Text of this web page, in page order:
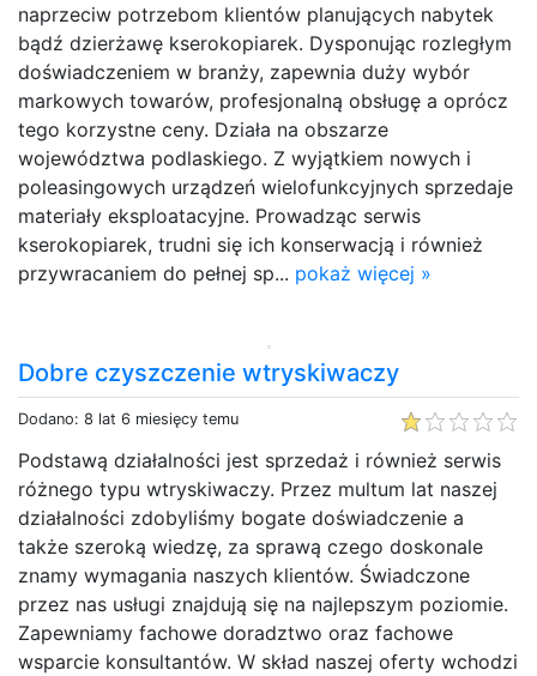
naprzeciw potrzebom klientów planujących nabytek
bądź dzierżawę kserokopiarek. Dysponując rozległym
doświadczeniem w branży, zapewnia duży wybór
markowych towarów, profesjonalną obsługę a oprócz
tego korzystne ceny. Działa na obszarze
województwa podlaskiego. Z wyjątkiem nowych i
poleasingowych urządzeń wielofunkcyjnych sprzedaje
materiały eksploatacyjne. Prowadząc serwis
kserokopiarek, trudni się ich konserwacją i również
przywracaniem do pełnej sp... pokaż więcej »
Dobre czyszczenie wtryskiwaczy
Dodano: 8 lat 6 miesięcy temu
Podstawą działalności jest sprzedaż i również serwis
różnego typu wtryskiwaczy. Przez multum lat naszej
działalności zdobyliśmy bogate doświadczenie a
także szeroką wiedzę, za sprawą czego doskonale
znamy wymagania naszych klientów. Świadczone
przez nas usługi znajdują się na najlepszym poziomie.
Zapewniamy fachowe doradztwo oraz fachowe
wsparcie konsultantów. W skład naszej oferty wchodzi